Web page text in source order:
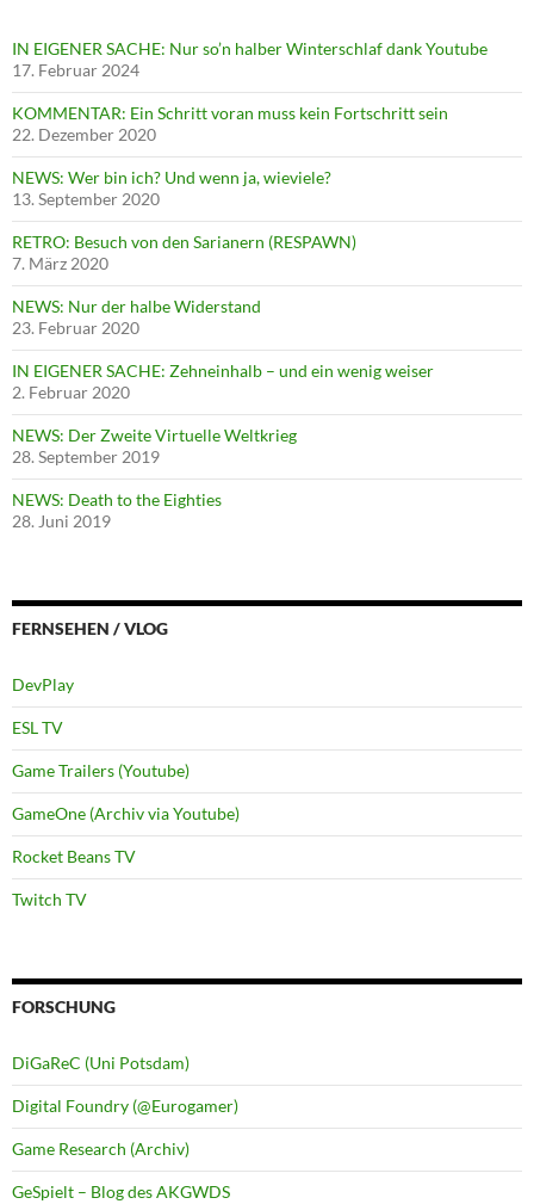
IN EIGENER SACHE: Nur so’n halber Winterschlaf dank Youtube
17. Februar 2024
KOMMENTAR: Ein Schritt voran muss kein Fortschritt sein
22. Dezember 2020
NEWS: Wer bin ich? Und wenn ja, wieviele?
13. September 2020
RETRO: Besuch von den Sarianern (RESPAWN)
7. März 2020
NEWS: Nur der halbe Widerstand
23. Februar 2020
IN EIGENER SACHE: Zehneinhalb – und ein wenig weiser
2. Februar 2020
NEWS: Der Zweite Virtuelle Weltkrieg
28. September 2019
NEWS: Death to the Eighties
28. Juni 2019
FERNSEHEN / VLOG
DevPlay
ESL TV
Game Trailers (Youtube)
GameOne (Archiv via Youtube)
Rocket Beans TV
Twitch TV
FORSCHUNG
DiGaReC (Uni Potsdam)
Digital Foundry (@Eurogamer)
Game Research (Archiv)
GeSpielt – Blog des AKGWDS